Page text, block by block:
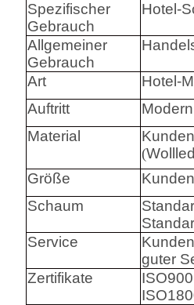
Spezifischer
Gebrauch
Hotel-
Allgemeiner
Gebrauch
Art
Hotel-
Auftritt
Modern
Material
(
Größe
Schaum
Service
guter
Zertifikate